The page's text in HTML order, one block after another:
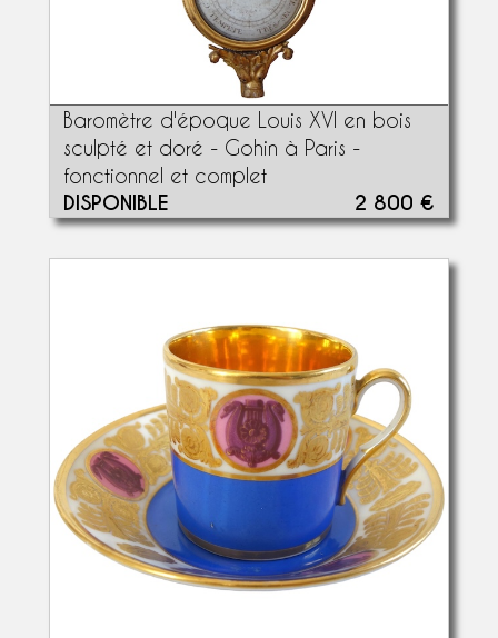
Baromètre d'époque Louis XVI en bois
sculpté et doré - Gohin à Paris -
fonctionnel et complet
DISPONIBLE 2 800 €